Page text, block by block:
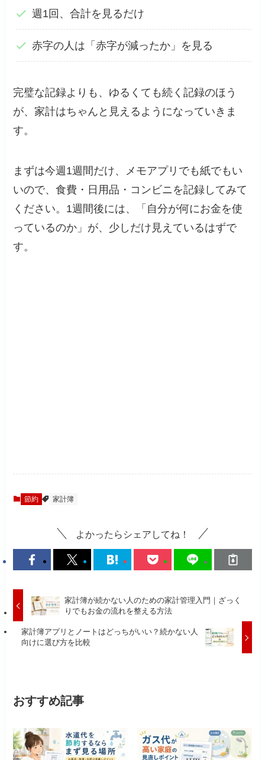
週1回、合計を見るだけ
赤字の人は「赤字が減ったか」を見る
完璧な記録よりも、ゆるくても続く記録のほう
が、家計はちゃんと見えるようになっていきま
す。
まずは今週1週間だけ、メモアプリでも紙でもい
いので、食費・日用品・コンビニを記録してみて
ください。1週間後には、「自分が何にお金を使
っているのか」が、少しだけ見えているはずで
す。
節約 家計簿
よかったらシェアしてね！
家計簿が続かない人のための家計管理入門｜ざっく
りでもお金の流れを整える方法
家計簿アプリとノートはどっちがいい？続かない人
向けに選び方を比較
おすすめ記事